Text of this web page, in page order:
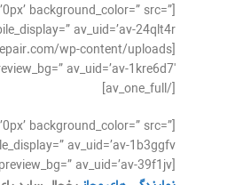
background_color=” src=”
av_uid=’av-24qlt4r’]
av_uid=’av-1kre6d7′][/av_image]
[/av_one_full]
background_color=” src=”
av_uid=’av-1b3ggfv’]
[av_textblock size=’15’ font_color=” color=” av-medium-font-size=” av-small-font-size=” av-mini-font-size=” admin_preview_bg=” av_uid=’av-39f1jv’]